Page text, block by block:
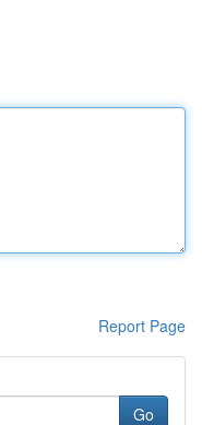
Report Page
Go